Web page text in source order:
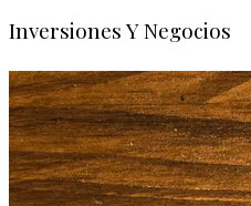
Inversiones Y Negocios